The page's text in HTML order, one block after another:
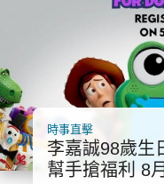
時事直擊
李嘉誠98歲生日 請「姐姐」睇戲
幫